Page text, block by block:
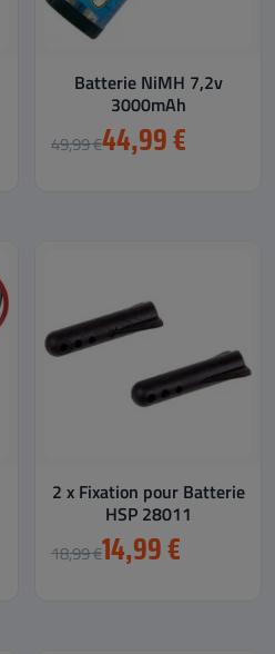
Batterie NiMH 7,2v
3000mAh
49,99 €44,99 €
2 x Fixation pour Batterie
HSP 28011
18,99 €14,99 €